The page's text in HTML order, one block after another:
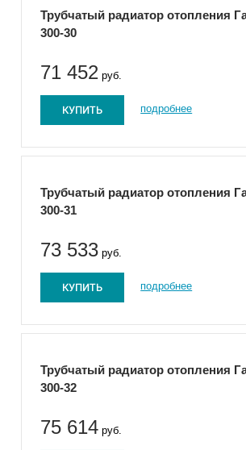
Трубчатый радиатор отопления
300-30
71 452 руб.
КУПИТЬ подробнее
Трубчатый радиатор отопления
300-31
73 533 руб.
КУПИТЬ подробнее
Трубчатый радиатор отопления
300-32
75 614 руб.